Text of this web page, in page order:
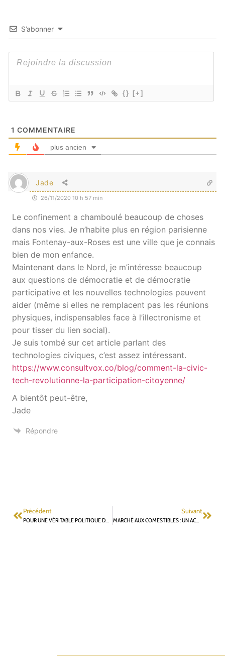
S’abonner
{} [+]
1 COMMENTAIRE
plus ancien
Jade
26/11/2020 10 h 57 min
Le confinement a chamboulé beaucoup de choses
dans nos vies. Je n’habite plus en région parisienne
mais Fontenay-aux-Roses est une ville que je connais
bien de mon enfance.
Maintenant dans le Nord, je m’intéresse beaucoup
aux questions de démocratie et de démocratie
participative et les nouvelles technologies peuvent
aider (même si elles ne remplacent pas les réunions
physiques, indispensables face à l’illectronisme et
pour tisser du lien social).
Je suis tombé sur cet article parlant des
technologies civiques, c’est assez intéressant.
https://www.consultvox.co/blog/comment-la-civic-
tech-revolutionne-la-participation-citoyenne/
A bientôt peut-être,
Jade
Répondre
Précédent
POUR UNE VÉRITABLE POLITIQUE DU SPORT À FONTENAY-AUX-ROSES
Suivant
MARCHÉ AUX COMESTIBLES : UN ACCOMPAGNEMENT INSUFFISANT DE LA MUNICIPALITÉ ET DU CONCESSIONNAIRE